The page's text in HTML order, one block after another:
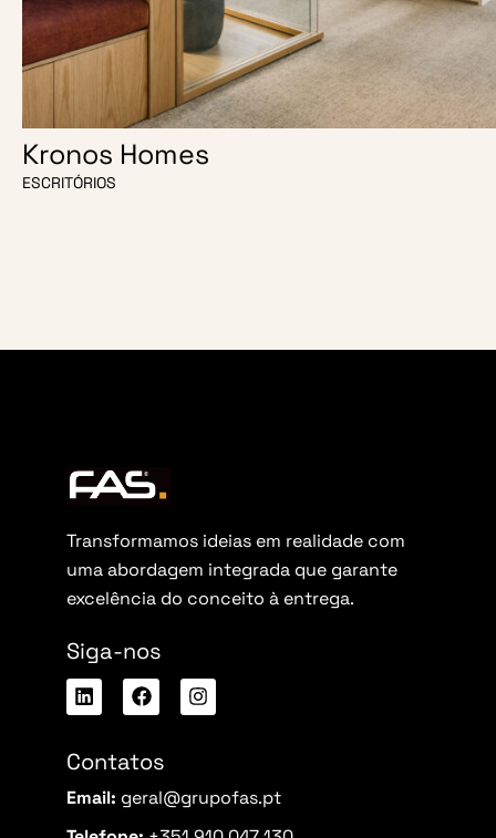
Kronos Homes
ESCRITÓRIOS
Transformamos ideias em realidade com
uma abordagem integrada que garante
excelência do conceito à entrega.
Siga-nos
Contatos
Email: geral@grupofas.pt